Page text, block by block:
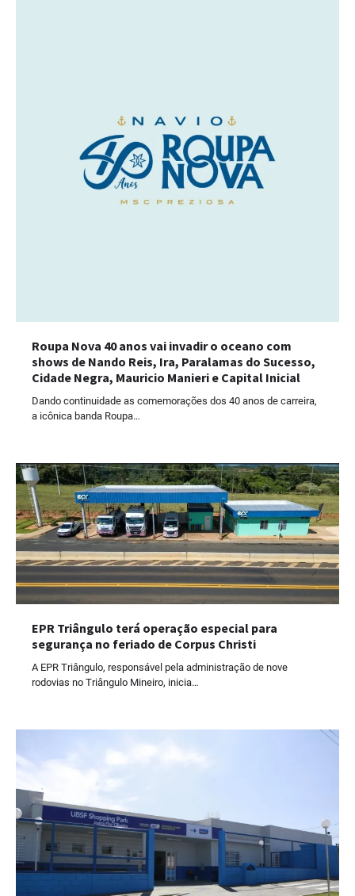
Roupa Nova 40 anos vai invadir o oceano com
shows de Nando Reis, Ira, Paralamas do Sucesso,
Cidade Negra, Mauricio Manieri e Capital Inicial
Dando continuidade as comemorações dos 40 anos de carreira,
a icônica banda Roupa…
EPR Triângulo terá operação especial para
segurança no feriado de Corpus Christi
A EPR Triângulo, responsável pela administração de nove
rodovias no Triângulo Mineiro, inicia…